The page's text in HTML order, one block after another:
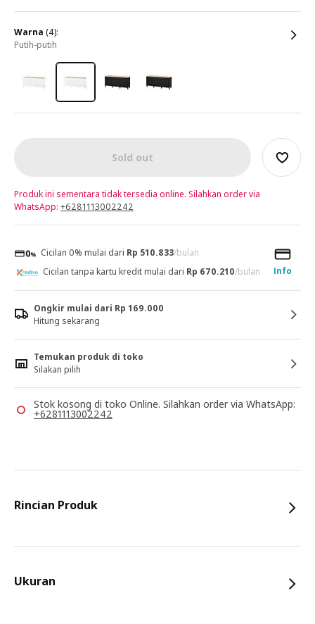
warna (4):
putih-putih
Sold out
Produk ini sementara tidak tersedia online. Silahkan order via
WhatsApp: +6281113002242
Cicilan 0% mulai dari Rp 510.833/bulan
Info
Cicilan tanpa kartu kredit mulai dari Rp 670.210/bulan
Ongkir mulai dari Rp 169.000
Hitung sekarang
Temukan produk di toko
Silakan pilih
Stok kosong di toko Online. Silahkan order via WhatsApp:
+6281113002242
Rincian Produk
Ukuran